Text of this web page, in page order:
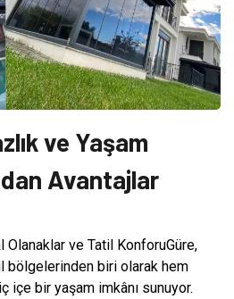
ve Yaşam
Avantajlar
Olanaklar ve Tatil KonforuGüre,
bölgelerinden biri olarak hem
içe bir yaşam imkânı sunuyor.